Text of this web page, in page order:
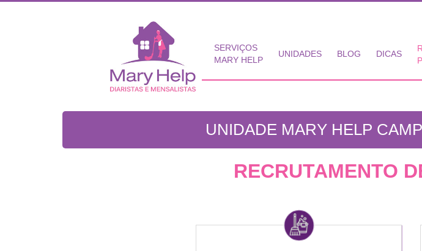
SERVIÇOS
MARY HELP
UNIDADES BLOG DICAS
UNIDADE MARY HELP
RECRUTAMENTO